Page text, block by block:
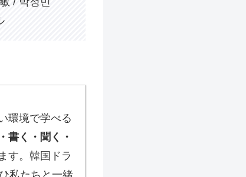
環境で学べる
書く・聞く・
す。韓国ドラ
私たちと一緒